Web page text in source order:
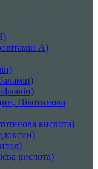
А)
Нікотинова
кислота)
кислота)